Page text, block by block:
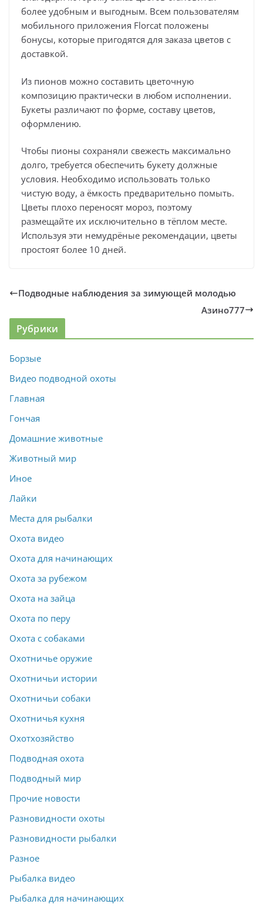
более удобным и выгодным. Всем пользователям
мобильного приложения Florcat положены
бонусы, которые пригодятся для заказа цветов с
доставкой.
Из пионов можно составить цветочную
композицию практически в любом исполнении.
Букеты различают по форме, составу цветов,
оформлению.
Чтобы пионы сохраняли свежесть максимально
долго, требуется обеспечить букету должные
условия. Необходимо использовать только
чистую воду, а ёмкость предварительно помыть.
Цветы плохо переносят мороз, поэтому
размещайте их исключительно в тёплом месте.
Используя эти немудрёные рекомендации, цветы
простоят более 10 дней.
Подводные наблюдения за зимующей молодью
Азино777
Рубрики
Борзые
Видео подводной охоты
Главная
Гончая
Домашние животные
Животный мир
Иное
Лайки
Места для рыбалки
Охота видео
Охота для начинающих
Охота за рубежом
Охота на зайца
Охота по перу
Охота с собаками
Охотничье оружие
Охотничьи истории
Охотничьи собаки
Охотничья кухня
Охотхозяйство
Подводная охота
Подводный мир
Прочие новости
Разновидности охоты
Разновидности рыбалки
Разное
Рыбалка видео
Рыбалка для начинающих